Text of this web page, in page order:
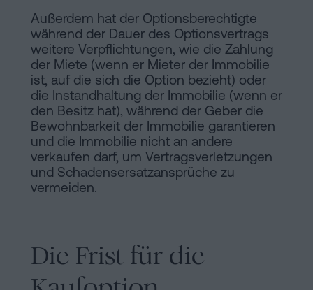
Außerdem hat der Optionsberechtigte
während der Dauer des Optionsvertrags
weitere Verpflichtungen, wie die Zahlung
der Miete (wenn er Mieter der Immobilie
ist, auf die sich die Option bezieht) oder
die Instandhaltung der Immobilie (wenn er
den Besitz hat), während der Geber die
Bewohnbarkeit der Immobilie garantieren
und die Immobilie nicht an andere
verkaufen darf, um Vertragsverletzungen
und Schadensersatzansprüche zu
vermeiden.
Die Frist für die